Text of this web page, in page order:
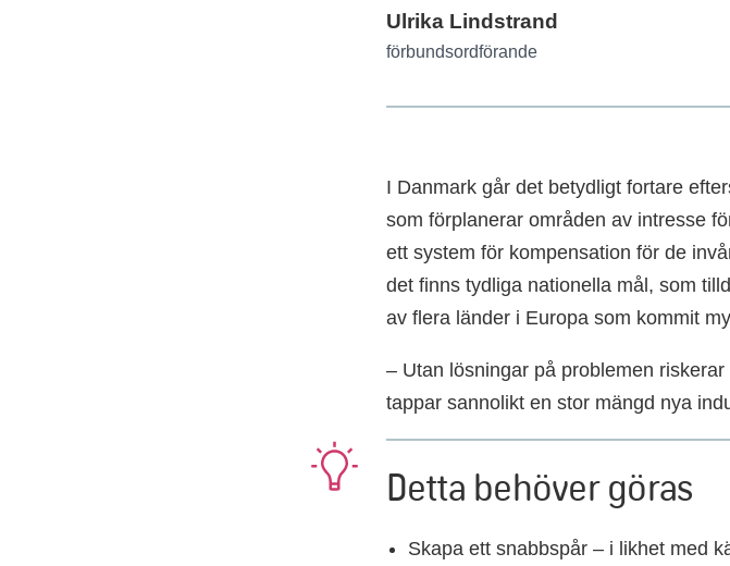
Ulrika Lindstrand
förbundsordförande
I Danmark går det betydligt fortare
som förplanerar områden av intresse
ett system för kompensation för de
det finns tydliga nationella mål, som
av flera länder i Europa som kommit
– Utan lösningar på problemen
tappar sannolikt en stor mängd nya
Detta behöver göras
Skapa ett snabbspår – i likhet med